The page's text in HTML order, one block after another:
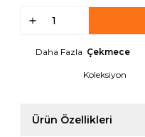
Daha Fazla Çekmece
Koleksiyon
Ürün Özellikleri